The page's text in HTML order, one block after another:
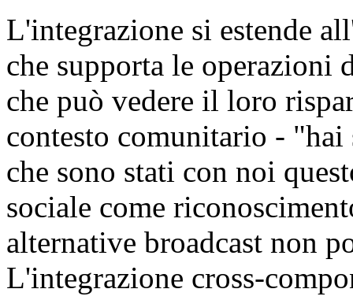
L'integrazione si estende
che supporta le
che può vedere il loro
contesto comunitario -
che sono stati con noi
sociale come
alternative broadcast non
L'integrazione cross-